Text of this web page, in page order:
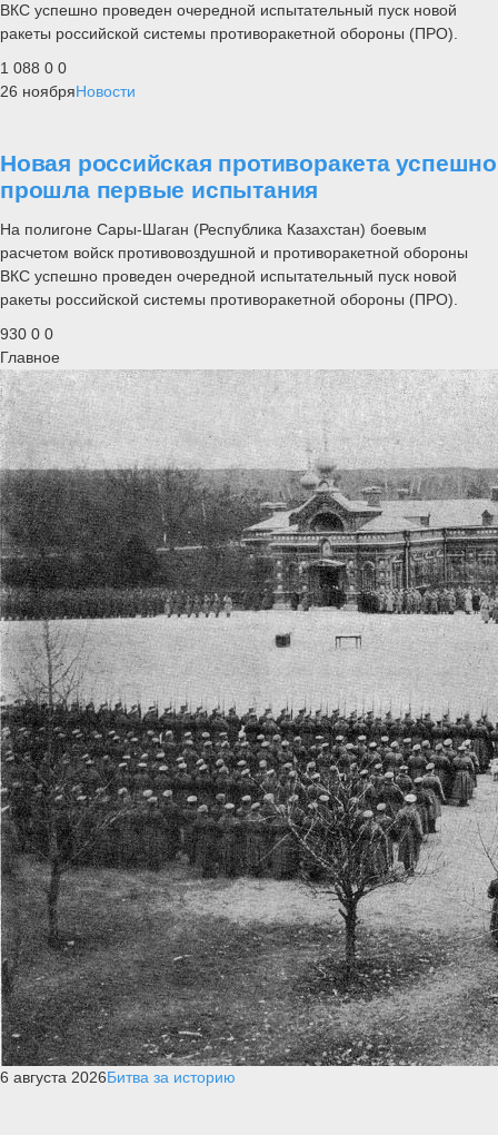
ВКС успешно проведен очередной испытательный пуск новой
ракеты российской системы противоракетной обороны (ПРО).
1 088 0 0
26 ноябряНовости
Новая российская противоракета успешно
прошла первые испытания
На полигоне Сары-Шаган (Республика Казахстан) боевым
расчетом войск противовоздушной и противоракетной обороны
ВКС успешно проведен очередной испытательный пуск новой
ракеты российской системы противоракетной обороны (ПРО).
930 0 0
Главное
6 августа 2026Битва за историю